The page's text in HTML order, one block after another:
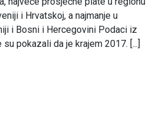
i Hrvatskoj, a najmanje u
i Bosni i Hercegovini Podaci iz
pokazali da je krajem 2017. [...]